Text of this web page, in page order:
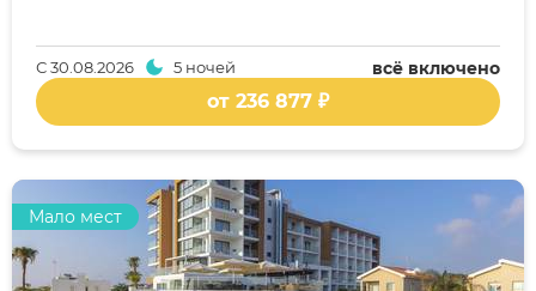
всё включено
С30.08.2026 5 ночей
от 236 877 ₽
Мало мест